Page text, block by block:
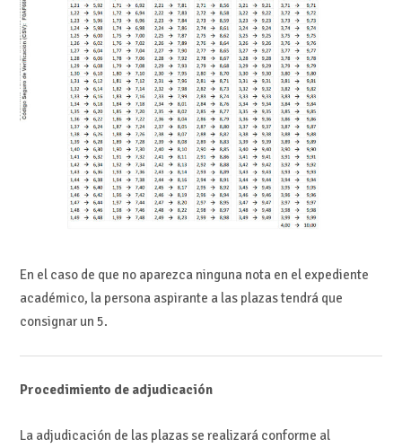
En el caso de que no aparezca ninguna nota en el expediente
académico, la persona aspirante a las plazas tendrá que
consignar un 5.
Procedimiento de adjudicación
La adjudicación de las plazas se realizará conforme al